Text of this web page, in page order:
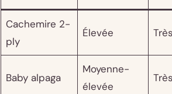
Cachemire 2-
ply
Élevée
Baby alpaga
Moyenne-
élevée